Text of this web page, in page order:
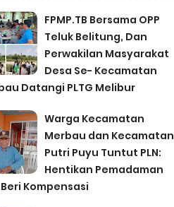
FPMP.TB Bersama OPP
Teluk Belitung, Dan
Perwakilan Masyarakat
Desa Se- Kecamatan
Datangi PLTG Melibur
Warga Kecamatan
Merbau dan Kecamatan
Putri Puyu Tuntut PLN:
Hentikan Pemadaman
Kompensasi